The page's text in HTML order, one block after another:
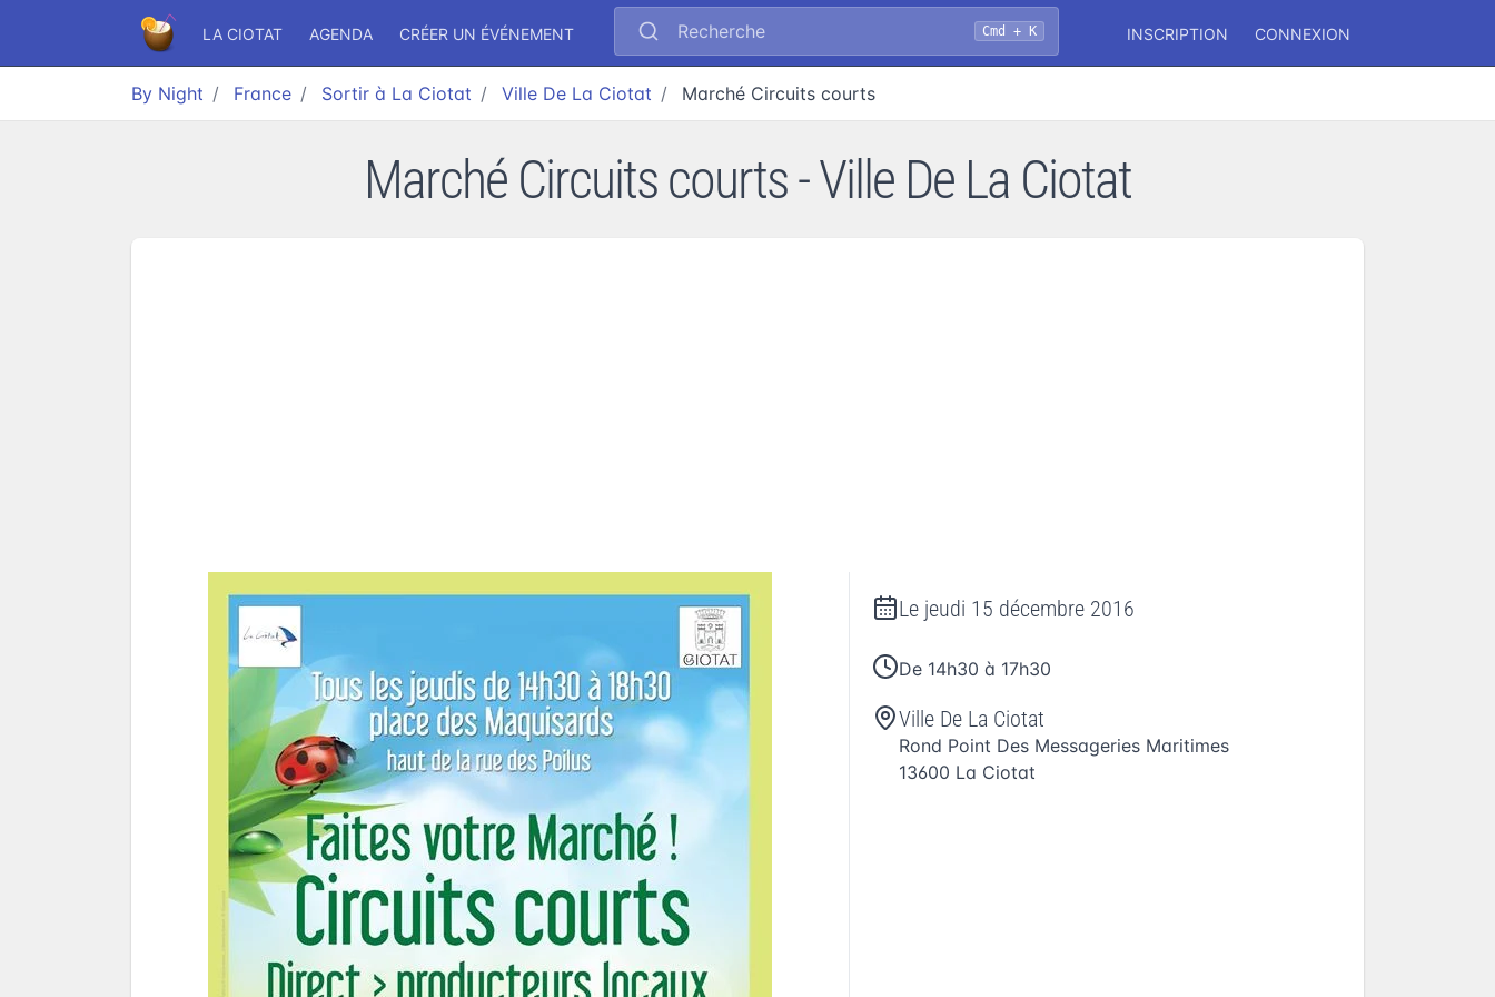
LA CIOTAT AGENDA CRÉER UN ÉVÉNEMENT Recherche Cmd + K INSCRIPTION CONNEXION
By Night France Sortir à La Ciotat Ville De La Ciotat Marché Circuits courts
Marché Circuits courts - Ville De La Ciotat
Le jeudi 15 décembre 2016
De 14h30 à 17h30
Ville De La Ciotat
Rond Point Des Messageries Maritimes
13600 La Ciotat